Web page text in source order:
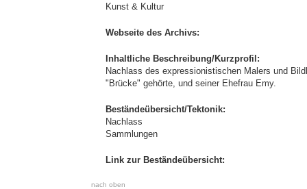
Kunst & Kultur
Webseite des Archivs:
Inhaltliche Beschreibung/Kurzprofil:
Nachlass des expressionistischen Malers und
"Brücke" gehörte, und seiner Ehefrau Emy.
Beständeübersicht/Tektonik:
Nachlass
Sammlungen
Link zur Beständeübersicht:
nach oben